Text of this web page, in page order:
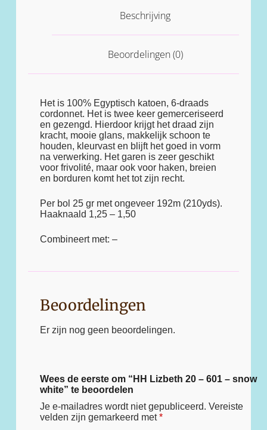
Beschrijving
Beoordelingen (0)
Het is 100% Egyptisch katoen, 6-draads
cordonnet. Het is twee keer gemerceriseerd
en gezengd. Hierdoor krijgt het draad zijn
kracht, mooie glans, makkelijk schoon te
houden, kleurvast en blijft het goed in vorm
na verwerking. Het garen is zeer geschikt
voor frivolité, maar ook voor haken, breien
en borduren komt het tot zijn recht.
Per bol 25 gr met ongeveer 192m (210yds).
Haaknaald 1,25 – 1,50
Combineert met: –
Beoordelingen
Er zijn nog geen beoordelingen.
Wees de eerste om “HH Lizbeth 20 – 601 – snow
white” te beoordelen
Je e-mailadres wordt niet gepubliceerd. Vereiste
velden zijn gemarkeerd met*